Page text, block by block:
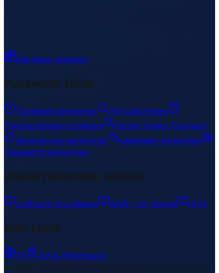
Alle News ansehen
Passende Tools
Transitzeit berechnen
HS-Code finden
Transportkosten schätzen
Partner finden (Connect)
Versicherung berechnen
Lademeter berechnen
Taxgewicht berechnen
Weiterführendes Wissen
Luftfracht Grundlagen AWB – Air Waybill IATA
Zum Land
TR
Zoll & Abfertigung
Weiterführende Links1 Bereiche/Sections • 8 Links▾